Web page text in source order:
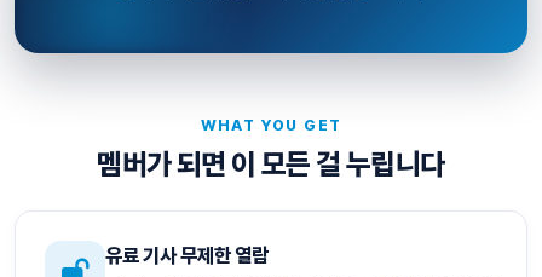
WHAT YOU GET
멤버가 되면 이 모든 걸 누립니다
유료 기사 무제한 열람